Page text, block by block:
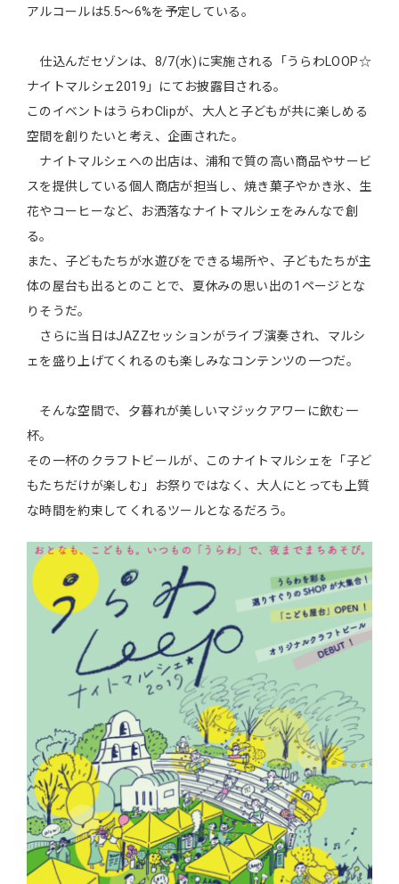
アルコールは5.5～6%を予定している。
仕込んだセゾンは、8/7(水)に実施される「うらわLOOP☆
ナイトマルシェ2019」にてお披露目される。
このイベントはうらわClipが、大人と子どもが共に楽しめる
空間を創りたいと考え、企画された。
ナイトマルシェへの出店は、浦和で質の高い商品やサービ
スを提供している個人商店が担当し、焼き菓子やかき氷、生
花やコーヒーなど、お洒落なナイトマルシェをみんなで創
る。
また、子どもたちが水遊びをできる場所や、子どもたちが主
体の屋台も出るとのことで、夏休みの思い出の1ページとな
りそうだ。
さらに当日はJAZZセッションがライブ演奏され、マルシ
ェを盛り上げてくれるのも楽しみなコンテンツの一つだ。
そんな空間で、夕暮れが美しいマジックアワーに飲む一
杯。
その一杯のクラフトビールが、このナイトマルシェを「子ど
もたちだけが楽しむ」お祭りではなく、大人にとっても上質
な時間を約束してくれるツールとなるだろう。